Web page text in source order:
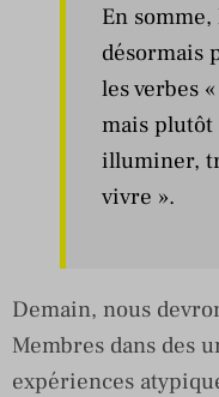
En
désormais
les verbes
mais plutôt
illuminer,
vivre ».
Demain, nous
Membres dans des
expériences